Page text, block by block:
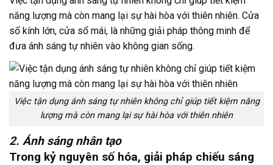
năng lượng mà còn mang lại sự hài hòa với thiên nhiên. Cửa
sổ kính lớn, cửa sổ mái, là những giải pháp thông minh để
đưa ánh sáng tự nhiên vào không gian sống.
Việc tận dụng ánh sáng tự nhiên không chỉ giúp tiết kiệm năng
lượng mà còn mang lại sự hài hòa với thiên nhiên
2. Ánh sáng nhân tạo
Trong kỷ nguyên số hóa, giải pháp chiếu sáng